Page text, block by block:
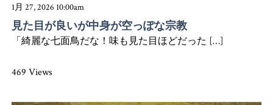
1月 27, 2026 10:00am
見た目が良いが中身が空っぽな宗教
「綺麗な七面鳥だな！味も見た目ほどだった […]
469 Views